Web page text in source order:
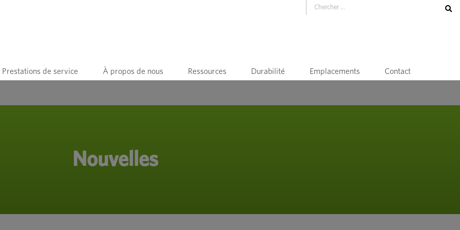
Prestations de service À propos de nous Ressources Durabilité Emplacements Contact
Nouvelles